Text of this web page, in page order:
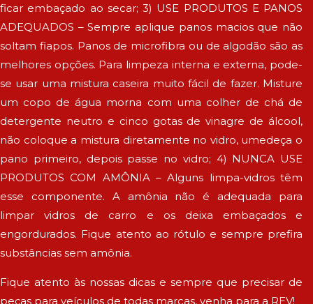
ficar embaçado ao secar; 3) USE PRODUTOS E PANOS
ADEQUADOS – Sempre aplique panos macios que não
soltam fiapos. Panos de microfibra ou de algodão são as
melhores opções. Para limpeza interna e externa, pode-
se usar uma mistura caseira muito fácil de fazer. Misture
um copo de água morna com uma colher de chá de
detergente neutro e cinco gotas de vinagre de álcool,
não coloque a mistura diretamente no vidro, umedeça o
pano primeiro, depois passe no vidro; 4) NUNCA USE
PRODUTOS COM AMÔNIA – Alguns limpa-vidros têm
esse componente. A amônia não é adequada para
limpar vidros de carro e os deixa embaçados e
engordurados. Fique atento ao rótulo e sempre prefira
substâncias sem amônia.
Fique atento às nossas dicas e sempre que precisar de
peças para veículos de todas marcas, venha para a REV!